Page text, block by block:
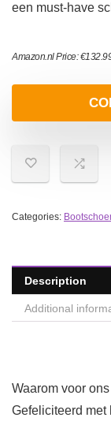
een must-have
Amazon.nl Price:€
Categories:
Description
Additional
Waarom voor
Gefeliciteerd met